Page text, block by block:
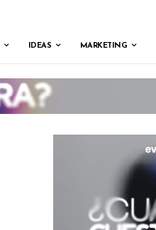
IDEAS MARKETING